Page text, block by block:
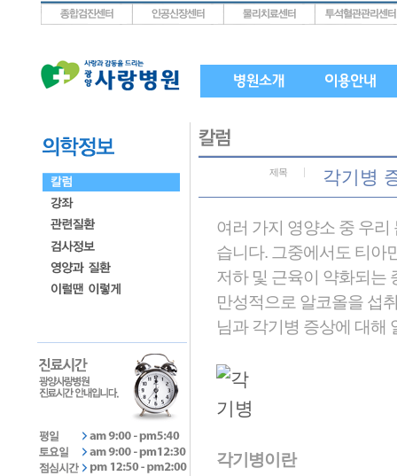
상단메뉴로 바로가기
왼쪽메뉴로 바로가기
본문으로 바로가기
제목 각기병
여러 가지 영양소 중 우
습니다. 그중에서도 티아
저하 및 근육이 약화되는
만성적으로 알코올을 섭
님과 각기병 증상에 대해
각기병이란